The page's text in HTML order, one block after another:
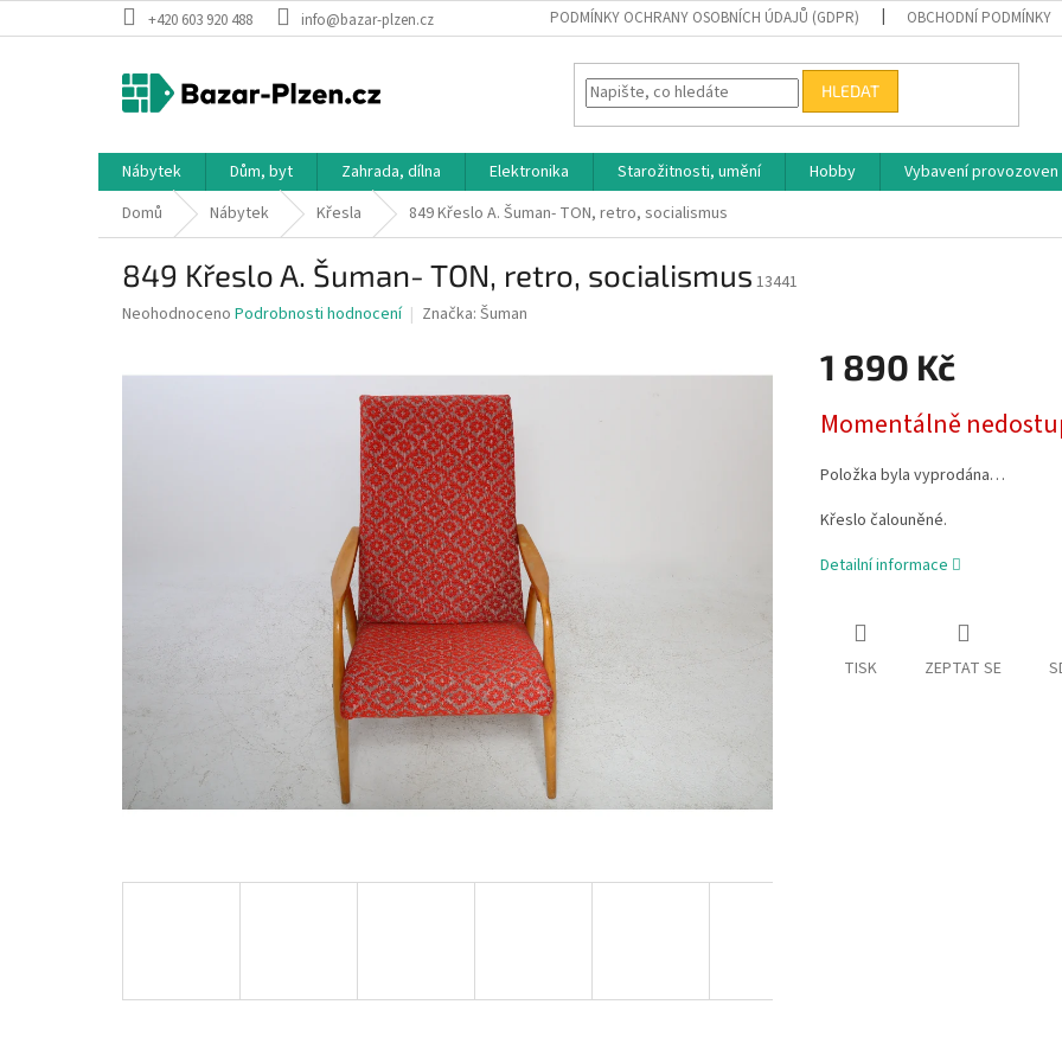
na
+420 603 920 488 info@bazar-plzen.cz PODMÍNKY OCHRANY OSOBNÍCH ÚDAJŮ (GDPR) OBCHODNÍ PODMÍNKY
HLEDAT
Nábytek Dům, byt Zahrada, dílna Elektronika Starožitnosti, umění Hobby Vybavení provozoven
Domů
Nábytek Křesla 849 Křeslo A. Šuman- TON, retro, socialismus
849 Křeslo A. Šuman- TON, retro, socialismus 13441
Průměrné
je
Neohodnoceno Podrobnosti hodnocení Značka: Šuman
1 890 Kč
cena:
Momentálně
Položka byla vyprodána…
Křeslo čalouněné.
Detailní informace
TISK ZEPTAT SE